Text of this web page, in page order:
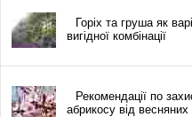
Горіх та груша як
вигідної комбінації
Рекомендації по
абрикосу від весняних